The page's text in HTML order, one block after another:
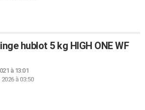
hublot 5 kg HIGH ONE WF
à 13:01
2026 à 03:50